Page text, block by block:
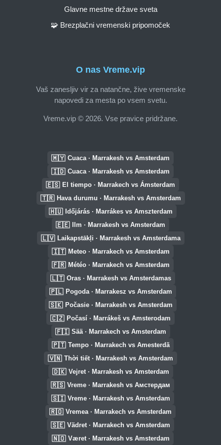
O nas Vreme.vip
Vaš zanesljiv vir za natančne, žive vremenske
napovedi za mesta po vsem svetu.
Vreme.vip © 2026. Vse pravice pridržane.
Glavne mestne države sveta
🧩 Brezplačni vremenski pripomoček
🇲🇾 Cuaca · Marrakesh vs Amsterdam
🇮🇩 Cuaca · Marrakesh vs Amsterdam
🇪🇸 El tiempo · Marrakech vs Ámsterdam
🇹🇷 Hava durumu · Marrakesh vs Amsterdam
🇭🇺 Időjárás · Marrákes vs Amszterdam
🇪🇪 Ilm · Marrakesh vs Amsterdam
🇱🇻 Laikapstākļi · Marrakesh vs Amsterdama
🇮🇹 Meteo · Marrakech vs Amsterdam
🇫🇷 Météo · Marrakech vs Amsterdam
🇱🇹 Oras · Marrakesh vs Amsterdamas
🇵🇱 Pogoda · Marrakesz vs Amsterdam
🇸🇰 Počasie · Marrakesh vs Amsterdam
🇨🇿 Počasí · Marrákeš vs Amsterodam
🇫🇮 Sää · Marrakech vs Amsterdam
🇵🇹 Tempo · Marrakech vs Amesterdã
🇻🇳 Thời tiết · Marrakesh vs Amsterdam
🇩🇰 Vejret · Marrakesh vs Amsterdam
🇷🇸 Vreme · Marrakesh vs Амстердам
🇸🇮 Vreme · Marrakesh vs Amsterdam
🇷🇴 Vremea · Marrakech vs Amsterdam
🇸🇪 Vädret · Marrakech vs Amsterdam
🇳🇴 Været · Marrakesh vs Amsterdam